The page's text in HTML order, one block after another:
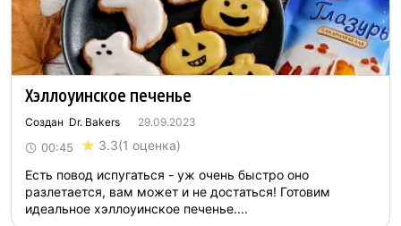
Хэллоуинское печенье
Создан Dr. Bakers 29.09.2023
00:45 3.3(1 оценка)
Есть повод испугаться - уж очень быстро оно
разлетается, вам может и не достаться! Готовим
идеальное хэллоуинское печенье....